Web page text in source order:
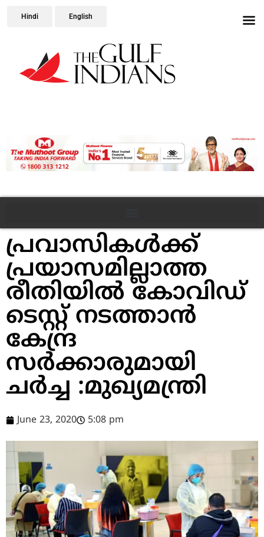
Hindi English
പ്രവാസികൾക്ക്
പ്രയാസമില്ലാത്ത
രീതിയിൽ കോവിഡ്
ടെസ്റ്റ്‌ നടത്താൻ
കേന്ദ്ര
സർക്കാരുമായി
ചർച്ച :മുഖ്യമന്ത്രി
June 23, 2020 5:08 pm